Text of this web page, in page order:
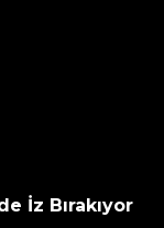
İz Bırakıyor